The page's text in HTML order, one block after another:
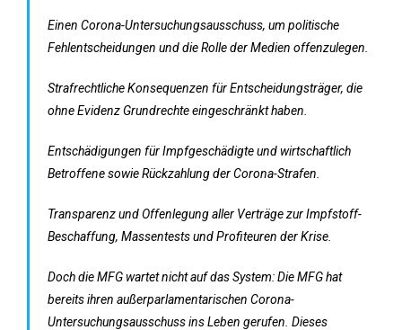
Einen Corona-Untersuchungsausschuss, um politische
Fehlentscheidungen und die Rolle der Medien offenzulegen.
Strafrechtliche Konsequenzen für Entscheidungsträger, die
ohne Evidenz Grundrechte eingeschränkt haben.
Entschädigungen für Impfgeschädigte und wirtschaftlich
Betroffene sowie Rückzahlung der Corona-Strafen.
Transparenz und Offenlegung aller Verträge zur Impfstoff-
Beschaffung, Massentests und Profiteuren der Krise.
Doch die MFG wartet nicht auf das System: Die MFG hat
bereits ihren außerparlamentarischen Corona-
Untersuchungsausschuss ins Leben gerufen. Dieses